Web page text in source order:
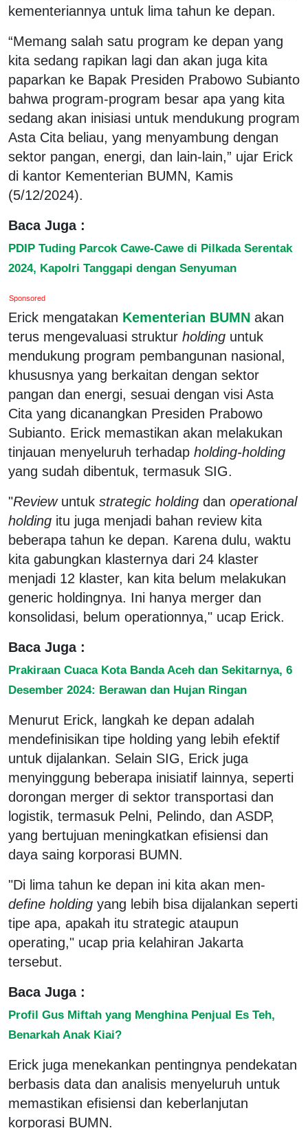
kementeriannya untuk lima tahun ke depan.
“Memang salah satu program ke depan yang
kita sedang rapikan lagi dan akan juga kita
paparkan ke Bapak Presiden Prabowo Subianto
bahwa program-program besar apa yang kita
sedang akan inisiasi untuk mendukung program
Asta Cita beliau, yang menyambung dengan
sektor pangan, energi, dan lain-lain,” ujar Erick
di kantor Kementerian BUMN, Kamis
(5/12/2024).
Baca Juga :
PDIP Tuding Parcok Cawe-Cawe di Pilkada Serentak
2024, Kapolri Tanggapi dengan Senyuman
Sponsored
Erick mengatakan Kementerian BUMN akan
terus mengevaluasi struktur holding untuk
mendukung program pembangunan nasional,
khususnya yang berkaitan dengan sektor
pangan dan energi, sesuai dengan visi Asta
Cita yang dicanangkan Presiden Prabowo
Subianto. Erick memastikan akan melakukan
tinjauan menyeluruh terhadap holding-holding
yang sudah dibentuk, termasuk SIG.
"Reviewuntuk strategic holding dan operational
holding itu juga menjadi bahan review kita
beberapa tahun ke depan. Karena dulu, waktu
kita gabungkan klasternya dari 24 klaster
menjadi 12 klaster, kan kita belum melakukan
generic holdingnya. Ini hanya merger dan
konsolidasi, belum operationnya," ucap Erick.
Baca Juga :
Prakiraan Cuaca Kota Banda Aceh dan Sekitarnya, 6
Desember 2024: Berawan dan Hujan Ringan
Menurut Erick, langkah ke depan adalah
mendefinisikan tipe holding yang lebih efektif
untuk dijalankan. Selain SIG, Erick juga
menyinggung beberapa inisiatif lainnya, seperti
dorongan merger di sektor transportasi dan
logistik, termasuk Pelni, Pelindo, dan ASDP,
yang bertujuan meningkatkan efisiensi dan
daya saing korporasi BUMN.
"Di lima tahun ke depan ini kita akan men-
define holding yang lebih bisa dijalankan seperti
tipe apa, apakah itu strategic ataupun
operating," ucap pria kelahiran Jakarta
tersebut.
Baca Juga :
Profil Gus Miftah yang Menghina Penjual Es Teh,
Benarkah Anak Kiai?
Erick juga menekankan pentingnya pendekatan
berbasis data dan analisis menyeluruh untuk
memastikan efisiensi dan keberlanjutan
korporasi BUMN.